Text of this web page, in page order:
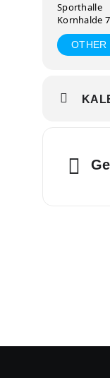
Sporthalle
Kornhalde
OTHER